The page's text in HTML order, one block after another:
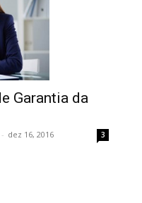
Garantia da
- dez 16, 2016 3